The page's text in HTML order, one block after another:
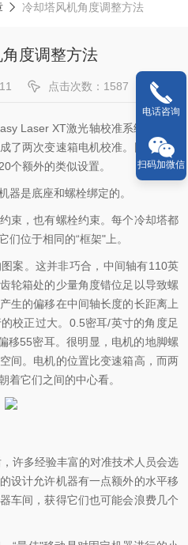
冷却塔风机角度调整方法
度调整方法
点击次数：1587
Laser XT激光轴校准系统进行校
了两次变速箱电机校准。因缺乏经
个额外的类似设置。
器是底座和螺栓绑定的。
束，也有螺栓约束。每个冷却塔都
位于相同的“框架"上。
案。这并非巧合，中间轴有110英
轮箱处的少量角度错位足以导致螺
生的偏移在中间轴长度的长距离上
校正过大。0.5密耳/英寸的角度足
移55密耳。很明显，电机的地脚螺
间。电机的位置比变速箱高，而两
着它们之间的中心看。
许多经验丰富的对准技术人员会选
设计允许机器有一点额外的水平移
车间，获得它们也可能会浪费几个
电话咨询
扫码加微信